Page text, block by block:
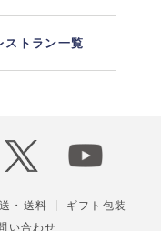
ストラン一覧
・送料
ギフト包装
い合わせ